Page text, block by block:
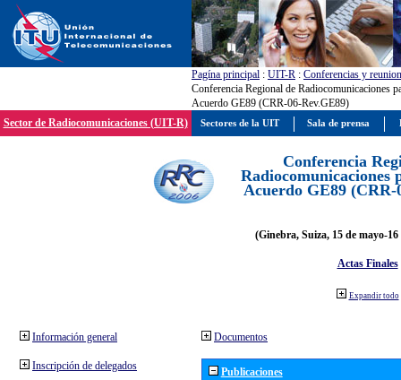
Pagína principal : UIT-R : Conferencias y
Conferencia Regional de Radiocomunicaciones
Acuerdo GE89 (CRR-06-Rev.GE89)
Sector de Radiocomunicaciones (UIT-R)
Conferencia
Radiocomunicaciones
Acuerdo GE89 (CRR-
(Ginebra, Suiza, 15 de mayo-
Actas Finales
Expandir todo
Información general
Inscripción de delegados
Documentos
Publicaciones
Sectores de la UIT Sala de prensa